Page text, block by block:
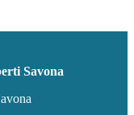
Savona